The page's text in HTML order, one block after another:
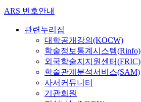
ARS 번호안내
관련누리집
대학공개강의(KOCW)
학술정보통계시스템(Rinfo)
외국학술지지원센터(FRIC)
학술관계분석서비스(SAM)
사서커뮤니티
기관회원